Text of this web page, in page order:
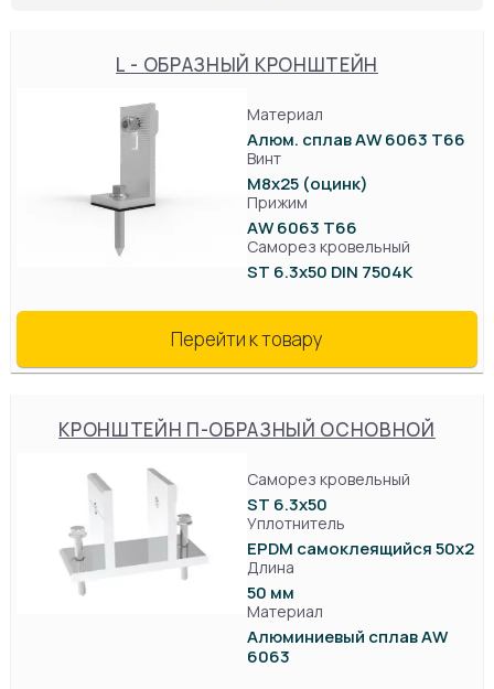
L - ОБРАЗНЫЙ КРОНШТЕЙН
Материал
Алюм. сплав AW 6063 T66
Винт
М8х25 (оцинк)
Прижим
AW 6063 T66
Саморез кровельный
ST 6.3x50 DIN 7504K
Перейти к товару
КРОНШТЕЙН П-ОБРАЗНЫЙ ОСНОВНОЙ
Саморез кровельный
ST 6.3x50
Уплотнитель
EPDM самоклеящийся 50х2
Длина
50 мм
Материал
Алюминиевый сплав AW
6063